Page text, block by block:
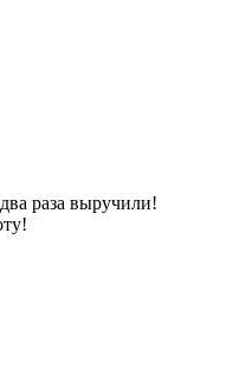
раза выручили!